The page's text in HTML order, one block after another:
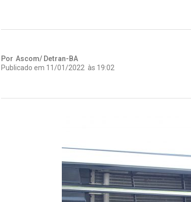
Por Ascom/ Detran-BA
Publicado em 11/01/2022 às 19:02